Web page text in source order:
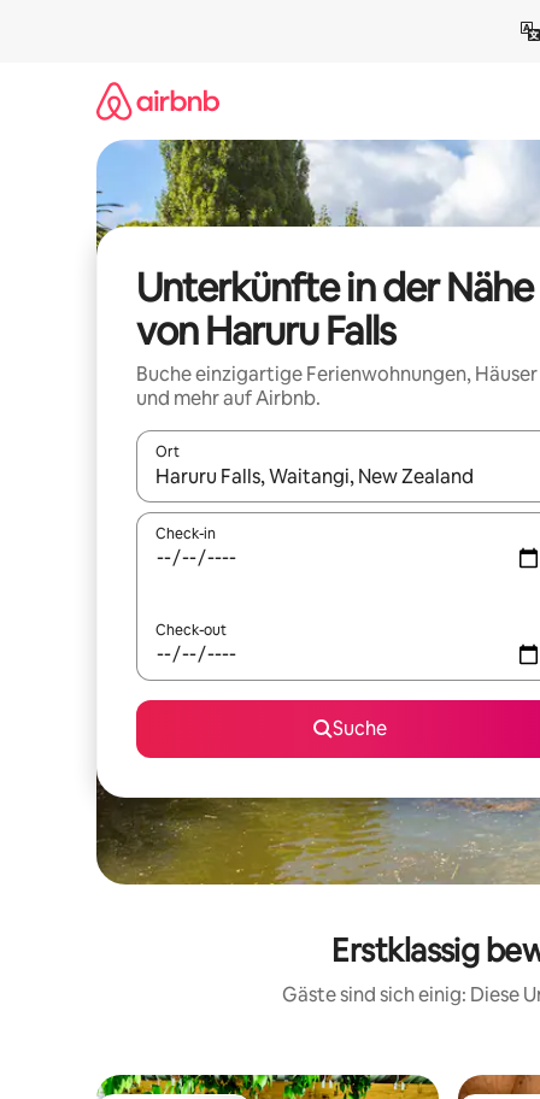
Unterkünfte in der Nähe
von Haruru Falls
Buche einzigartige Ferienwohnungen, Häuser
und mehr auf Airbnb.
Ort
Wenn Ergebnisse verfügbar sind, navigiere mit
Check-in
Check-out
Suche
Erstklassig
Gäste sind sich einig: Diese